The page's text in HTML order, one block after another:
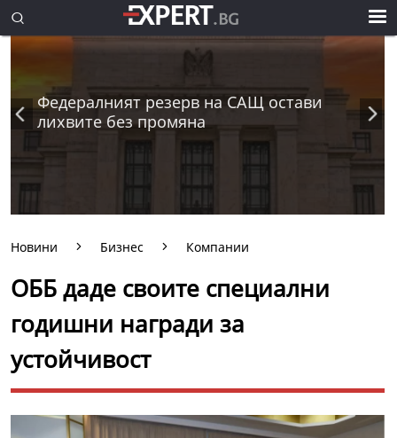
Федералният резерв на САЩ остави
лихвите без промяна
Новини Бизнес Компании
ОББ даде своите специални
годишни награди за
устойчивост